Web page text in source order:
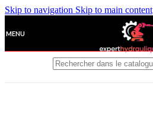
Skip to navigation Skip to main content
MENU